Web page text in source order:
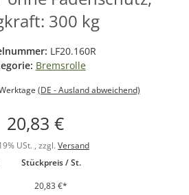
300 kg
LF20.160R
Bremsrolle
(DE - Ausland abweichend)
20,83 €
USt. , zzgl. Versand
Stückpreis / St.
20,83 €*